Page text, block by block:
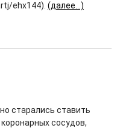
ehx144). (далее…)
старались ставить
сосудов,